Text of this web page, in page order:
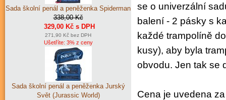
se o univerzální
balení - 2 pásky s
každé trampolíně
kusy), aby byla
obvodu. Jen tak se
Cena je uvedena
Sada školní penál a peněženka Spiderman
338,00 Kč
329,00 Kč s DPH
271,90 Kč bez DPH
Ušetříte: 3% z ceny
Sada školní penál a peněženka Jurský
Svět (Jurassic World)